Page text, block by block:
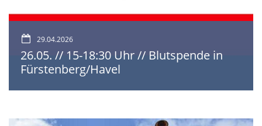
29.04.2026
26.05. // 15-18:30 Uhr // Blutspende in
Fürstenberg/Havel